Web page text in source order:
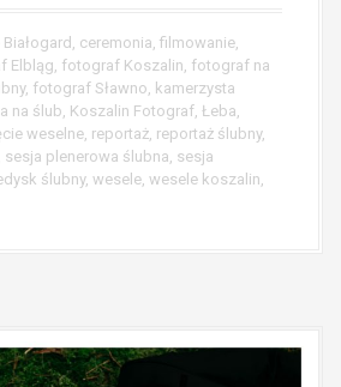
Białogard ceremonia filmowanie
Elbląg fotograf Koszalin fotograf na
, fotograf Sławno kamerzysta
na ślub Koszalin Fotograf Łeba
weselne reportaż reportaż ślubny,
sesja plenerowa ślubna sesja
ślubny, wesele wesele koszalin